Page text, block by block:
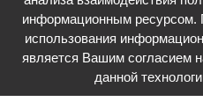
информационным ресурсом.
использования
является Вашим согласием
данной